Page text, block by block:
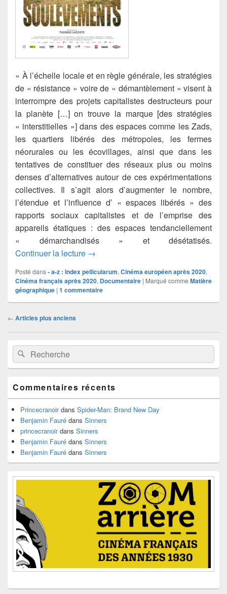
« À l’échelle locale et en règle générale, les stratégies
de « résistance » voire de « démantèlement » visent à
interrompre des projets capitalistes destructeurs pour
la planète […] on trouve la marque [des stratégies
« interstitielles »] dans des espaces comme les Zads,
les quartiers libérés des métropoles, les fermes
néorurales ou les écovillages, ainsi que dans les
tentatives de constituer des réseaux plus ou moins
denses d’alternatives autour de ces expérimentations
collectives. Il s’agit alors d’augmenter le nombre,
l’étendue et l’influence d’ « espaces libérés » des
rapports sociaux capitalistes et de l’emprise des
appareils étatiques : des espaces tendanciellement
« démarchandisés » et désétatisés.
Continuer la lecture Soulèvements
→
Posté dans- a-z : Index pellicularum, Cinéma européen après 2020,
Cinéma français après 2020, Documentaire | Marqué comme Matière
géographique | 1 commentaire
Navigation
articles
← Articles plus anciens
Zone
principale
de
widget
barre
latérale
Recherche :Rechercher
Commentaires récents
Princecranoirdans Spider-Man: Brand New Day
Benjamin Fauré dans Sinners
princecranoirdans Sinners
Benjamin Fauré dans Sinners
Benjamin Fauré dans Sinners